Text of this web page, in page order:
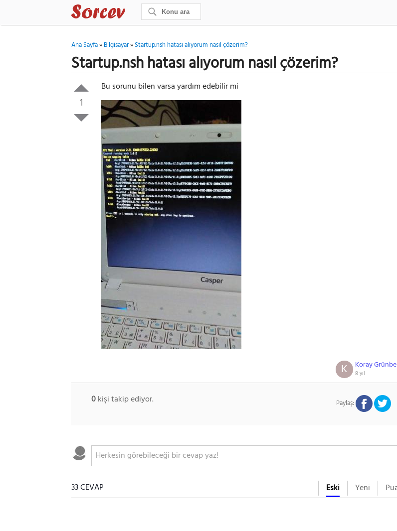
Ana Sayfa»Bilgisayar»Startup.nsh hatası alıyorum nasıl çözerim?
Startup.nsh hatası alıyorum nasıl çözerim?
1
Bu sorunu bilen varsa yardım edebilir mi
Koray
8 yıl
K
0kişi takip ediyor. Paylaş:
33 CEVAP Eski Yeni